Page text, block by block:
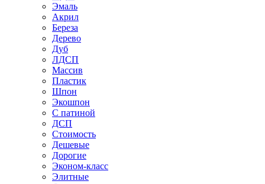
Эмаль
Акрил
Береза
Дерево
Дуб
ЛДСП
Массив
Пластик
Шпон
Экошпон
С патиной
ДСП
Стоимость
Дешевые
Дорогие
Эконом-класс
Элитные